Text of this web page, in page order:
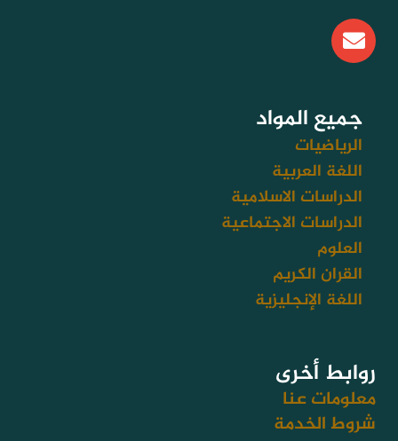
E
n
v
l
o
p
e
جميع المواد
الرياضيات
اللغة العربية
الدراسات الاسلامية
الدراسات الاجتماعية
العلوم
القران الكريم
اللغة الإنجليزية
روابط أخرى
معلومات عنا
شروط الخدمة